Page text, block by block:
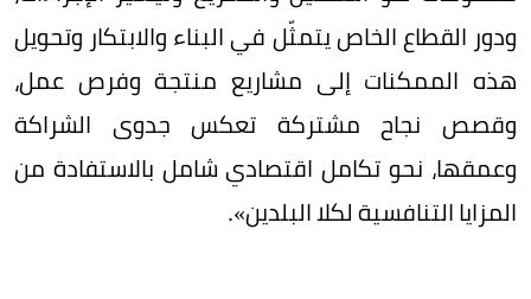
ودور القطاع الخاص يتمثّل في البناء والابتكار وتحويل
هذه الممكنات إلى مشاريع منتجة وفرص عمل،
وقصص نجاح مشتركة تعكس جدوى الشراكة
وعمقها، نحو تكامل اقتصادي شامل بالاستفادة من
المزايا التنافسية لكلا البلدين».